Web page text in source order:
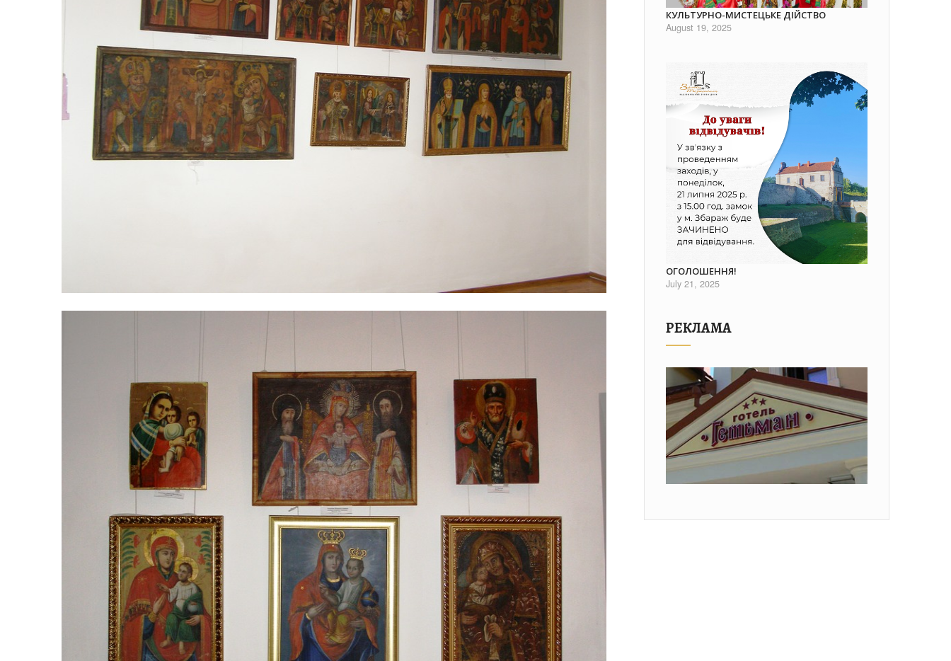
КУЛЬТУРНО-МИСТЕЦЬКЕ ДІЙСТВО
August 19, 2025
ОГОЛОШЕННЯ!
July 21, 2025
РЕКЛАМА